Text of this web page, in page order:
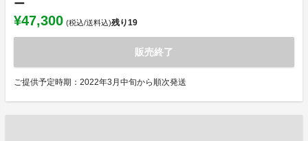
ー
¥47,300 (税込/送料込)残り19
販売終了
ご提供予定時期：2022年3月中旬から順次発送